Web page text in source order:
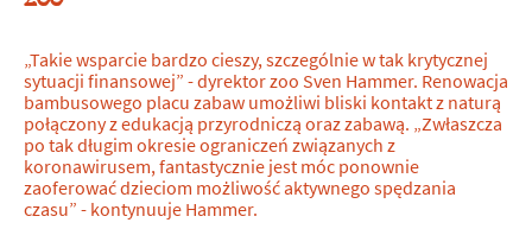
„Takie wsparcie bardzo cieszy, szczególnie w tak krytycznej
sytuacji finansowej” - dyrektor zoo Sven Hammer. Renowacja
bambusowego placu zabaw umożliwi bliski kontakt z naturą
połączony z edukacją przyrodniczą oraz zabawą. „Zwłaszcza
po tak długim okresie ograniczeń związanych z
koronawirusem, fantastycznie jest móc ponownie
zaoferować dzieciom możliwość aktywnego spędzania
czasu” - kontynuuje Hammer.